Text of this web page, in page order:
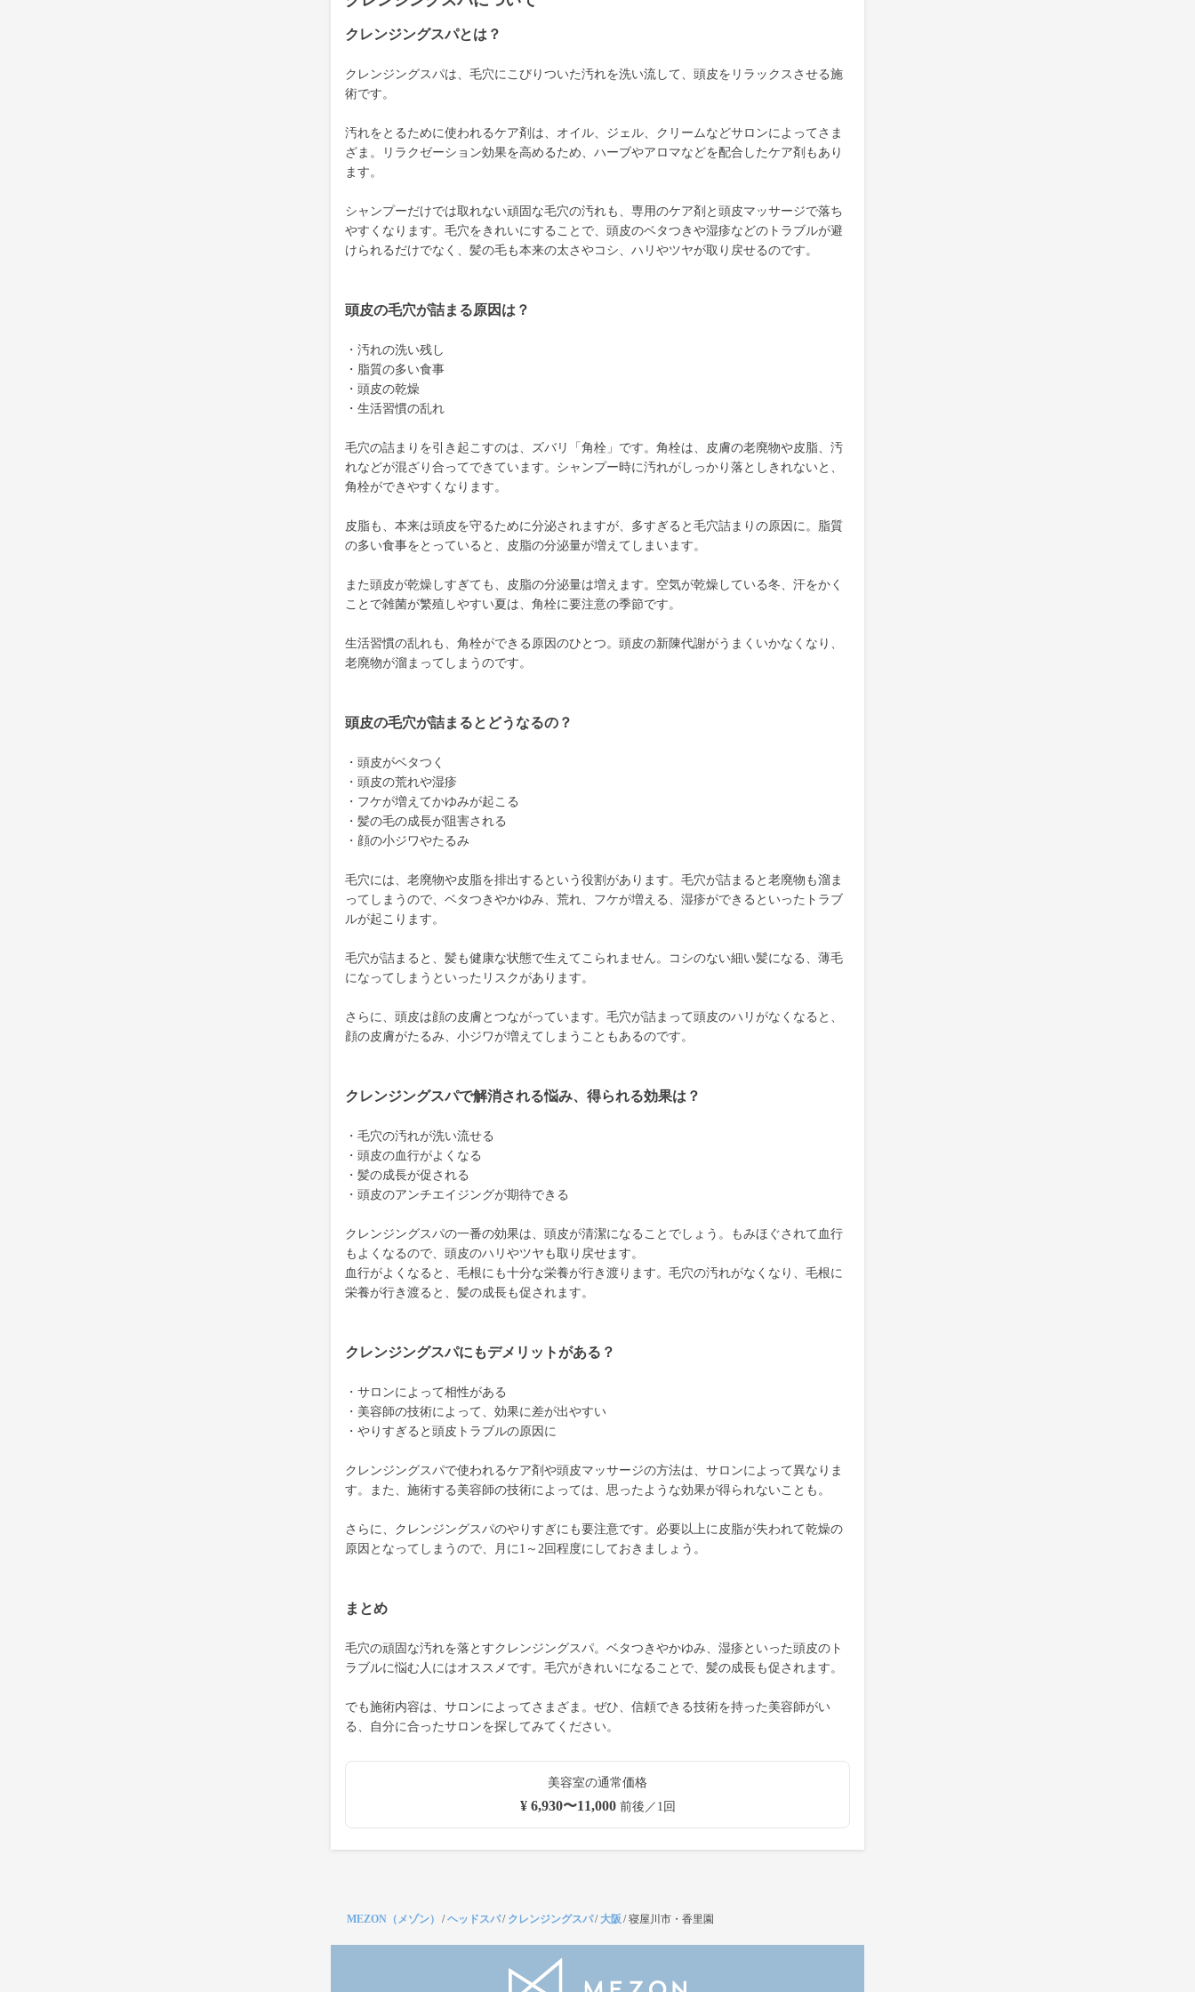
クレンジングスパとは？
クレンジングスパは、毛穴にこびりついた汚れを洗い流して、頭皮をリラックスさせる施
術です。
汚れをとるために使われるケア剤は、オイル、ジェル、クリームなどサロンによってさま
ざま。リラクゼーション効果を高めるため、ハーブやアロマなどを配合したケア剤もあり
ます。
シャンプーだけでは取れない頑固な毛穴の汚れも、専用のケア剤と頭皮マッサージで落ち
やすくなります。毛穴をきれいにすることで、頭皮のベタつきや湿疹などのトラブルが避
けられるだけでなく、髪の毛も本来の太さやコシ、ハリやツヤが取り戻せるのです。
頭皮の毛穴が詰まる原因は？
・汚れの洗い残し
・脂質の多い食事
・頭皮の乾燥
・生活習慣の乱れ
毛穴の詰まりを引き起こすのは、ズバリ「角栓」です。角栓は、皮膚の老廃物や皮脂、汚
れなどが混ざり合ってできています。シャンプー時に汚れがしっかり落としきれないと、
角栓ができやすくなります。
皮脂も、本来は頭皮を守るために分泌されますが、多すぎると毛穴詰まりの原因に。脂質
の多い食事をとっていると、皮脂の分泌量が増えてしまいます。
また頭皮が乾燥しすぎても、皮脂の分泌量は増えます。空気が乾燥している冬、汗をかく
ことで雑菌が繁殖しやすい夏は、角栓に要注意の季節です。
生活習慣の乱れも、角栓ができる原因のひとつ。頭皮の新陳代謝がうまくいかなくなり、
老廃物が溜まってしまうのです。
頭皮の毛穴が詰まるとどうなるの？
・頭皮がベタつく
・頭皮の荒れや湿疹
・フケが増えてかゆみが起こる
・髪の毛の成長が阻害される
・顔の小ジワやたるみ
毛穴には、老廃物や皮脂を排出するという役割があります。毛穴が詰まると老廃物も溜ま
ってしまうので、ベタつきやかゆみ、荒れ、フケが増える、湿疹ができるといったトラブ
ルが起こります。
毛穴が詰まると、髪も健康な状態で生えてこられません。コシのない細い髪になる、薄毛
になってしまうといったリスクがあります。
さらに、頭皮は顔の皮膚とつながっています。毛穴が詰まって頭皮のハリがなくなると、
顔の皮膚がたるみ、小ジワが増えてしまうこともあるのです。
クレンジングスパで解消される悩み、得られる効果は？
・毛穴の汚れが洗い流せる
・頭皮の血行がよくなる
・髪の成長が促される
・頭皮のアンチエイジングが期待できる
クレンジングスパの一番の効果は、頭皮が清潔になることでしょう。もみほぐされて血行
もよくなるので、頭皮のハリやツヤも取り戻せます。
血行がよくなると、毛根にも十分な栄養が行き渡ります。毛穴の汚れがなくなり、毛根に
栄養が行き渡ると、髪の成長も促されます。
クレンジングスパにもデメリットがある？
・サロンによって相性がある
・美容師の技術によって、効果に差が出やすい
・やりすぎると頭皮トラブルの原因に
クレンジングスパで使われるケア剤や頭皮マッサージの方法は、サロンによって異なりま
す。また、施術する美容師の技術によっては、思ったような効果が得られないことも。
さらに、クレンジングスパのやりすぎにも要注意です。必要以上に皮脂が失われて乾燥の
原因となってしまうので、月に1～2回程度にしておきましょう。
まとめ
毛穴の頑固な汚れを落とすクレンジングスパ。ベタつきやかゆみ、湿疹といった頭皮のト
ラブルに悩む人にはオススメです。毛穴がきれいになることで、髪の成長も促されます。
でも施術内容は、サロンによってさまざま。ぜひ、信頼できる技術を持った美容師がい
る、自分に合ったサロンを探してみてください。
美容室の通常価格
¥ 6,930〜11,000前後／1回
MEZON（メゾン） /ヘッドスパ/ クレンジングスパ/大阪 /寝屋川市・香里園